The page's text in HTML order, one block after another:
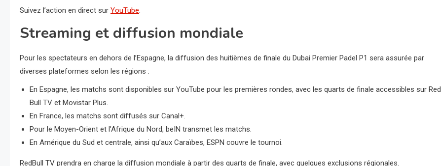
Suivez l’action en direct sur YouTube.
Streaming et diffusion mondiale
Pour les spectateurs en dehors de l’Espagne, la diffusion des huitièmes de finale du Dubai Premier Padel P1 sera assurée par
diverses plateformes selon les régions :
En Espagne, les matchs sont disponibles sur YouTube pour les premières rondes, avec les quarts de finale accessibles sur Red
Bull TV et Movistar Plus.
En France, les matchs sont diffusés sur Canal+.
Pour le Moyen-Orient et l’Afrique du Nord, beIN transmet les matchs.
En Amérique du Sud et centrale, ainsi qu’aux Caraïbes, ESPN couvre le tournoi.
RedBull TV prendra en charge la diffusion mondiale à partir des quarts de finale, avec quelques exclusions régionales.